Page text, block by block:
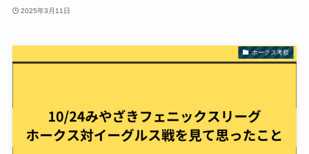
2025年3月11日
ホークス考察